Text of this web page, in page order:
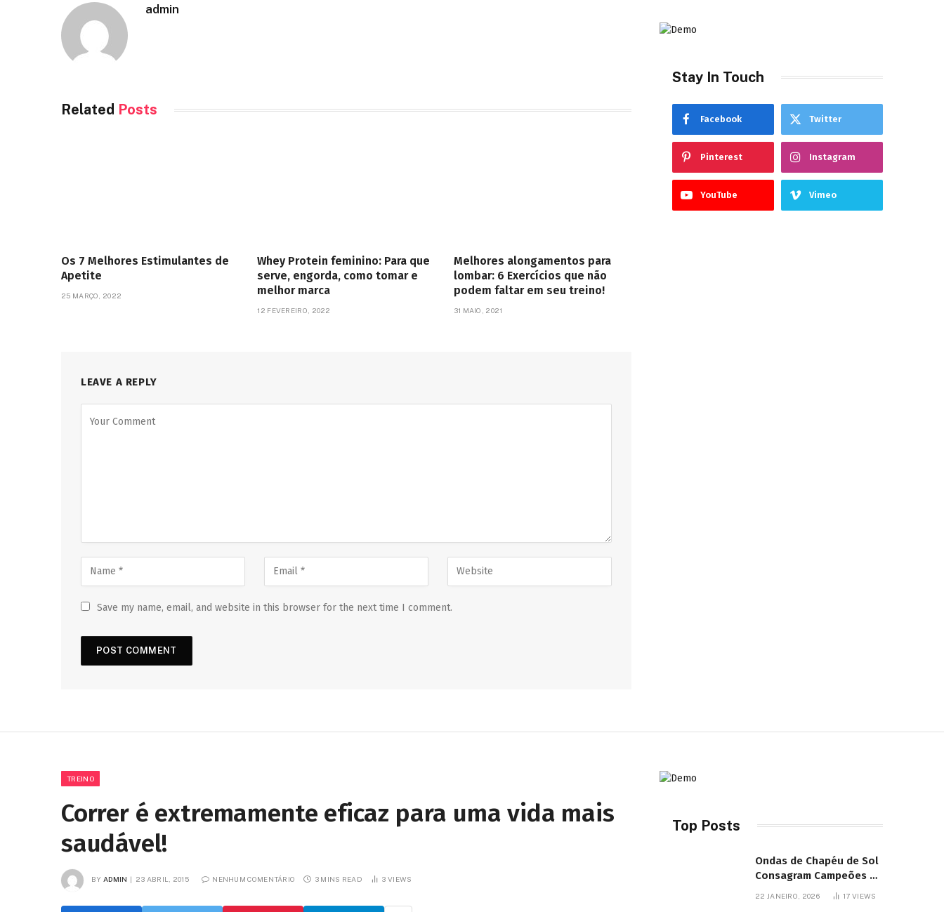
admin
Related Posts
Os 7 Melhores Estimulantes de
Apetite
25 MARÇO, 2022
Whey Protein feminino: Para que
serve, engorda, como tomar e
melhor marca
12 FEVEREIRO, 2022
Melhores alongamentos para
lombar: 6 Exercícios que não
podem faltar em seu treino!
31 MAIO, 2021
LEAVE A REPLY
Save my name, email, and website in this browser for the next time I comment.
Stay In Touch
Facebook Twitter
Pinterest Instagram
YouTube Vimeo
TREINO
Correr é extremamente eficaz para uma vida mais
saudável!
BY ADMIN 23 ABRIL, 2015 NENHUM COMENTÁRIO 3 MINS READ 3 VIEWS
Top Posts
Ondas de Chapéu de Sol
Consagram Campeões do
Festival de Bodyboard
22 JANEIRO, 2026 17VIEWS